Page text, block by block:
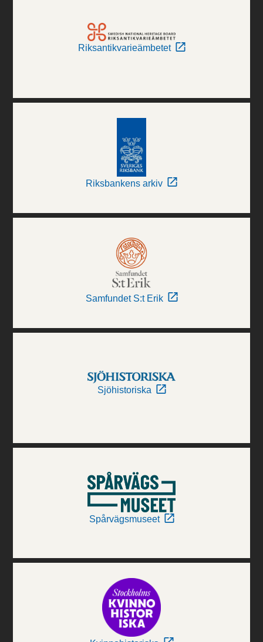
Riksantikvarieämbetet
Riksbankens arkiv
Samfundet S:t Erik
Sjöhistoriska
Spårvägsmuseet